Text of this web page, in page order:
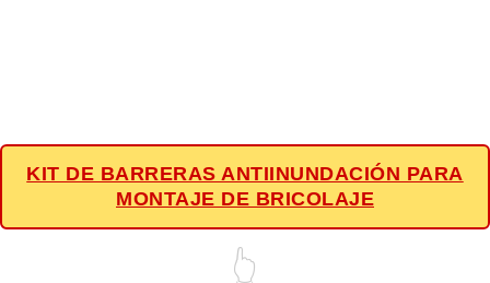
KIT DE BARRERAS ANTIINUNDACIÓN PARA
MONTAJE DE BRICOLAJE
👆